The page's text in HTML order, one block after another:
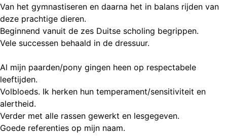
Van het gymnastiseren en daarna het in balans rijden van
deze prachtige dieren.
Beginnend vanuit de zes Duitse scholing begrippen.
Vele successen behaald in de dressuur.
Al mijn paarden/pony gingen heen op respectabele
leeftijden.
Volbloeds. Ik herken hun temperament/sensitiviteit en
alertheid.
Verder met alle rassen gewerkt en lesgegeven.
Goede referenties op mijn naam.